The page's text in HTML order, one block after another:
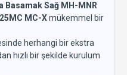
Sağ MH-MNR
MC-Xmükemmel bir
herhangi bir ekstra
hızlı bir şekilde kurulum